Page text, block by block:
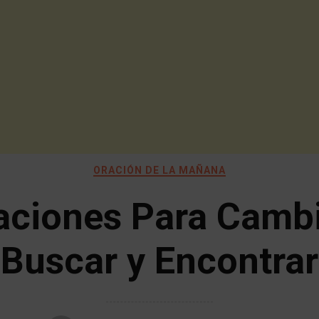
ORACIÓN DE LA MAÑANA
Para
Buscar y Encontrar